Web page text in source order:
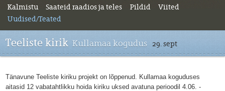
Kalmistu
Saateid raadios ja teles Pildid
Viited
Uudised/Teated
Teeliste kirik Kullamaa kogudus 29. sept
Tänavune Teeliste kiriku projekt on lõppenud. Kullamaa koguduses
aitasid 12 vabatahtlikku hoida kiriku uksed avatuna perioodil 4.06. -